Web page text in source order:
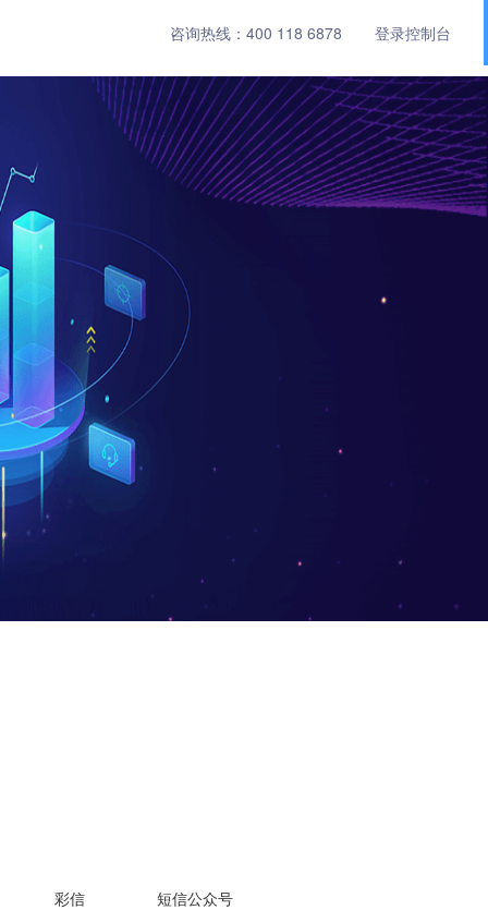
咨询热线： 400 118 6878 登录控制台
彩信 短信公众号